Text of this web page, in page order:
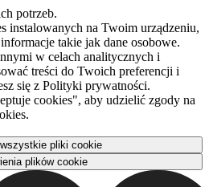
potrzeb.
instalowanych na Twoim urządzeniu,
takie jak dane osobowe.
w celach analitycznych i
treści do Twoich preferencji i
się z Polityki prywatności.
cookies", aby udzielić zgody na
pliki cookie
plików cookie